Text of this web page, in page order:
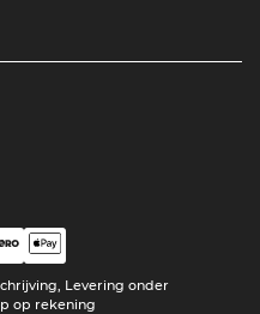
Levering onder
op rekening